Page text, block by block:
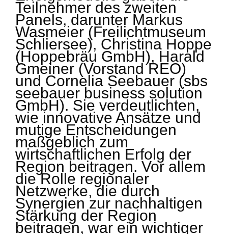
Teilnehmer des zweiten
Panels, darunter Markus
Wasmeier (Freilichtmuseum
Schliersee), Christina Hoppe
(Hoppebräu GmbH), Harald
Gmeiner (Vorstand REO)
und Cornelia Seebauer (sbs
seebauer business solution
GmbH). Sie verdeutlichten,
wie innovative Ansätze und
mutige Entscheidungen
maßgeblich zum
wirtschaftlichen Erfolg der
Region beitragen. Vor allem
die Rolle regionaler
Netzwerke, die durch
Synergien zur nachhaltigen
Stärkung der Region
beitragen, war ein wichtiger